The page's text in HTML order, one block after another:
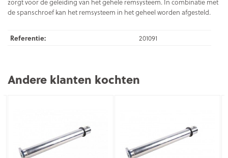
de spanschroef kan het remsysteem in het geheel worden afgesteld.
Referentie: 201091
Andere klanten kochten